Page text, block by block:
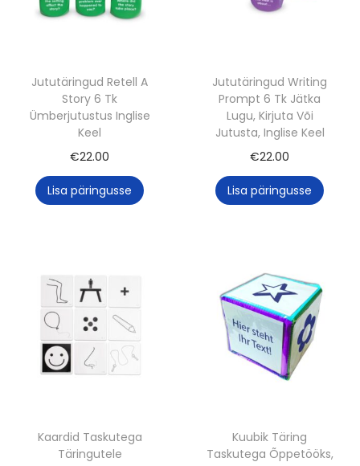
Jututäringud Retell A
Story 6 Tk
Ümberjutustus Inglise
Keel
€22.00
Lisa päringusse
Jututäringud Writing
Prompt 6 Tk Jätka
Lugu, Kirjuta Või
Jutusta, Inglise Keel
€22.00
Lisa päringusse
Kaardid Taskutega
Täringutele
Kuubik Täring
Taskutega Õppetööks,